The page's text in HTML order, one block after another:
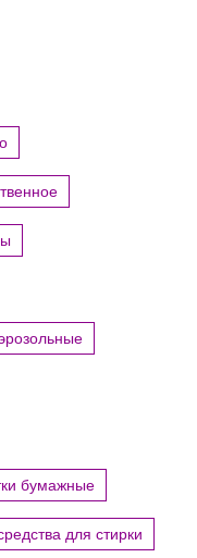
бумажные
для стирки